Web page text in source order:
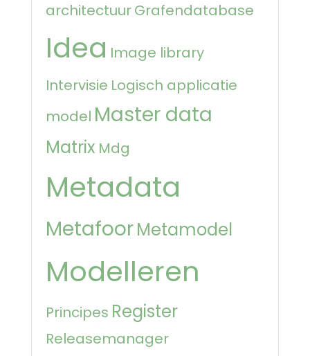
architectuurGrafendatabase
Idea Image library
Intervisie Logisch applicatie
model Master data
Matrix Mdg
Metadata
MetafoorMetamodel
Modelleren
Principes Register
Releasemanager